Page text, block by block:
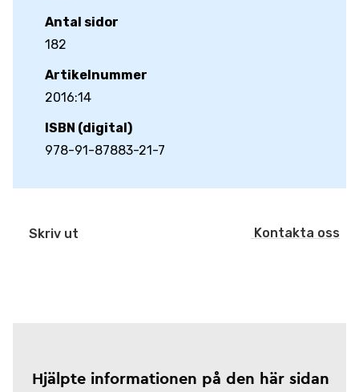
Antal sidor
182
Artikelnummer
2016:14
ISBN (digital)
978-91-87883-21-7
Skriv ut Kontakta oss
Hjälpte informationen på den här sidan